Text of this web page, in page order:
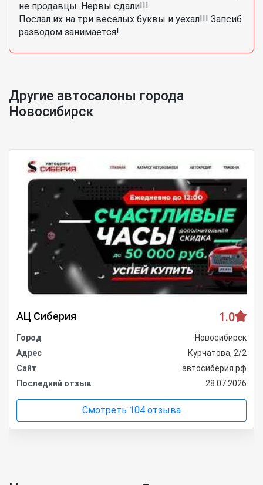
не продавцы. Нервы сдали!!!
Послал их на три веселых буквы и уехал!!! Запсиб
разводом занимается!
Другие автосалоны города
Новосибирск
АЦ Сиберия 1.0
Город
Новосибирск
Адрес
Курчатова, 2/2
Сайт
автосиберия.рф
Последний отзыв
28.07.2026
Смотреть 104 отзыва